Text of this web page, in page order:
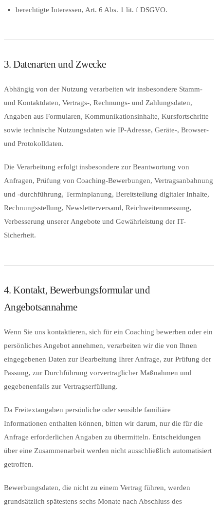
berechtigte Interessen, Art. 6 Abs. 1 lit. f DSGVO.
3. Datenarten und Zwecke
Abhängig von der Nutzung verarbeiten wir insbesondere Stamm-
und Kontaktdaten, Vertrags-, Rechnungs- und Zahlungsdaten,
Angaben aus Formularen, Kommunikationsinhalte, Kursfortschritte
sowie technische Nutzungsdaten wie IP-Adresse, Geräte-, Browser-
und Protokolldaten.
Die Verarbeitung erfolgt insbesondere zur Beantwortung von
Anfragen, Prüfung von Coaching-Bewerbungen, Vertragsanbahnung
und -durchführung, Terminplanung, Bereitstellung digitaler Inhalte,
Rechnungsstellung, Newsletterversand, Reichweitenmessung,
Verbesserung unserer Angebote und Gewährleistung der IT-
Sicherheit.
4. Kontakt, Bewerbungsformular und
Angebotsannahme
Wenn Sie uns kontaktieren, sich für ein Coaching bewerben oder ein
persönliches Angebot annehmen, verarbeiten wir die von Ihnen
eingegebenen Daten zur Bearbeitung Ihrer Anfrage, zur Prüfung der
Passung, zur Durchführung vorvertraglicher Maßnahmen und
gegebenenfalls zur Vertragserfüllung.
Da Freitextangaben persönliche oder sensible familiäre
Informationen enthalten können, bitten wir darum, nur die für die
Anfrage erforderlichen Angaben zu übermitteln. Entscheidungen
über eine Zusammenarbeit werden nicht ausschließlich automatisiert
getroffen.
Bewerbungsdaten, die nicht zu einem Vertrag führen, werden
grundsätzlich spätestens sechs Monate nach Abschluss des